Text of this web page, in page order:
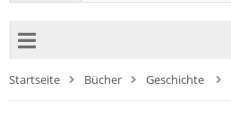
Startseite Bücher Geschichte